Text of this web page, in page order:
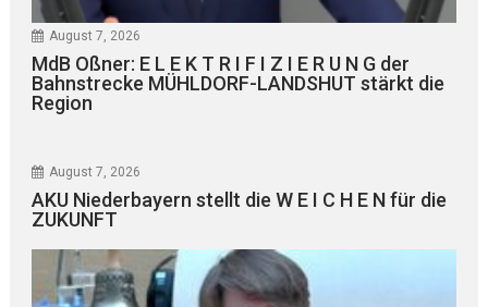
August 7, 2026
MdB Oßner: E L E K T R I F I Z I E R U N G der
Bahnstrecke MÜHLDORF-LANDSHUT stärkt die
Region
August 7, 2026
AKU Niederbayern stellt die W E I C H E N für die
ZUKUNFT